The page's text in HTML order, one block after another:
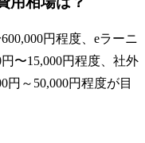
円程度、eラーニ
〜15,000円程度、社外
円～50,000円程度が目